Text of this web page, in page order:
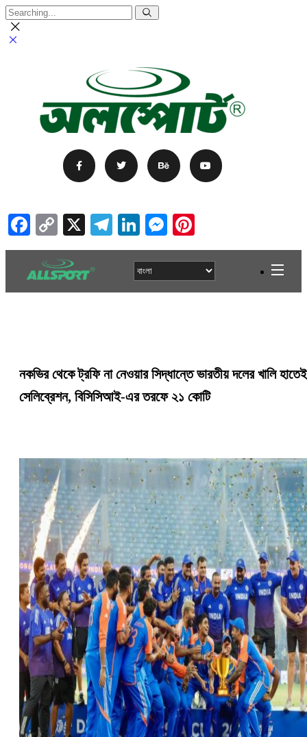
Facebook
Copy
Link
X Telegram
LinkedIn
Messenger
নকভির থেকে ট্রফি না নেওয়ার সিদ্ধান্তে ভারতীয় দলের খালি হাতেই
সেলিব্রেশন, বিসিসিআই-এর তরফে ২১ কোটি